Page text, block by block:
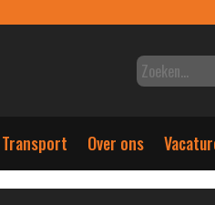
Transport Over ons